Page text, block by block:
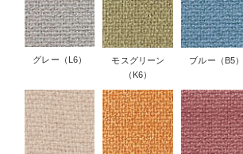
グレー（L6）
モスグリーン
（K6）
ブルー（B5）